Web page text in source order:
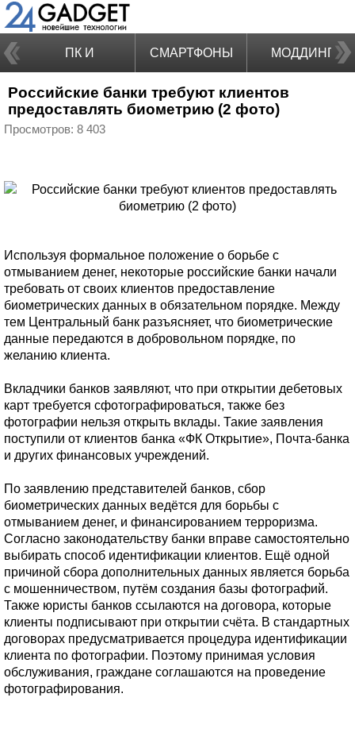
ПК И
НОУТБУКИ
СМАРТФОНЫ МОДДИНГ
Российские банки требуют клиентов
предоставлять биометрию (2 фото)
Просмотров: 8 403
Используя формальное положение о борьбе с
отмыванием денег, некоторые российские банки начали
требовать от своих клиентов предоставление
биометрических данных в обязательном порядке. Между
тем Центральный банк разъясняет, что биометрические
данные передаются в добровольном порядке, по
желанию клиента.
Вкладчики банков заявляют, что при открытии дебетовых
карт требуется сфотографироваться, также без
фотографии нельзя открыть вклады. Такие заявления
поступили от клиентов банка «ФК Открытие», Почта-банка
и других финансовых учреждений.
По заявлению представителей банков, сбор
биометрических данных ведётся для борьбы с
отмыванием денег, и финансированием терроризма.
Согласно законодательству банки вправе самостоятельно
выбирать способ идентификации клиентов. Ещё одной
причиной сбора дополнительных данных является борьба
с мошенничеством, путём создания базы фотографий.
Также юристы банков ссылаются на договора, которые
клиенты подписывают при открытии счёта. В стандартных
договорах предусматривается процедура идентификации
клиента по фотографии. Поэтому принимая условия
обслуживания, граждане соглашаются на проведение
фотографирования.